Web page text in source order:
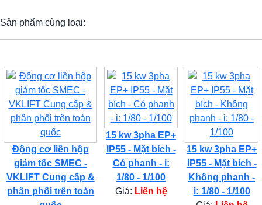
Sản phẩm cùng loại:
Động cơ liền hộp
giảm tốc SMEC -
VKLIFT Cung cấp &
phân phối trên toàn
15 kw 3pha EP+
IP55 - Mặt bích -
Có phanh - i:
1/80 - 1/100
Giá: Liên hệ
15 kw 3pha EP+
IP55 - Mặt bích -
Không phanh -
i: 1/80 - 1/100